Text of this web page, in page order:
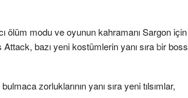
ölüm modu ve oyunun kahramanı Sargon için
bazı yeni kostümlerin yanı sıra bir boss
zorluklarının yanı sıra yeni tılsımlar,